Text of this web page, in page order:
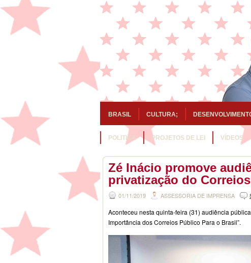
BRASIL CULTURA;
POLITICA PROJETOS DE LEI VÍDEOS
Zé Inácio promove
privatização do Correios
01/11/2019 ASSESSORIA DE IMPRENSA
Aconteceu nesta quinta-feira (31) audiência
Importância dos Correios Público Para o Brasil”.